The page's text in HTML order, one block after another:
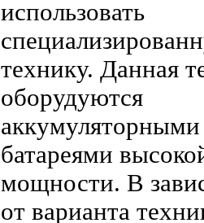
использовать
технику. Данная
оборудуются
аккумуляторными
батареями
мощности. В
от варианта